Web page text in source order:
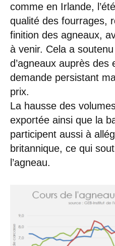
comme en Irlande,
qualité des fourrages,
finition des agneaux,
à venir. Cela a
d’agneaux auprès des
demande persistant
prix.
La hausse des
exportée ainsi que la
participent aussi à
britannique, ce qui
l’agneau.